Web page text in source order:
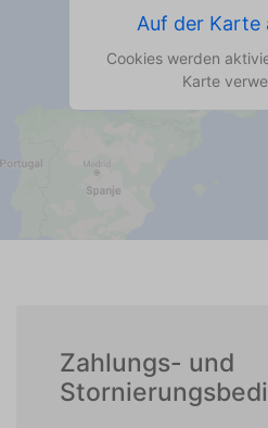
Auf der Karte
Cookies werden
Karte
Zahlungs- und